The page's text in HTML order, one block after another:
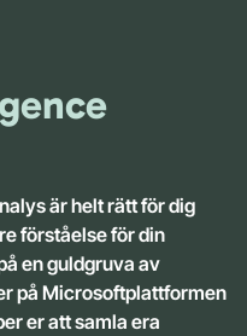
är helt rättför dig
förståelse för din
en guldgruva av
på Microsoftplattformen
er att samla era